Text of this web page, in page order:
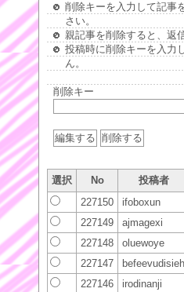
削除キーを入力して記事
さい。
親記事を削除すると、返
投稿時に削除キーを入力
ん。
削除キー
選択 No 投稿者
227150
ifoboxun
227149
ajmagexi
227148
oluewoye
227147
befeevudisieh
227146
irodinanji